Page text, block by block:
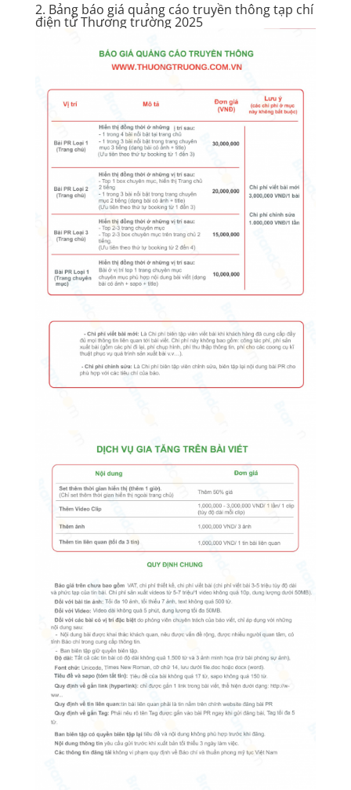
2. Bảng báo giá quảng cáo truyền thông tạp chí
điện tử Thương trường 2025